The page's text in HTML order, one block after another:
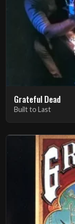
Grateful Dead
Built to Last